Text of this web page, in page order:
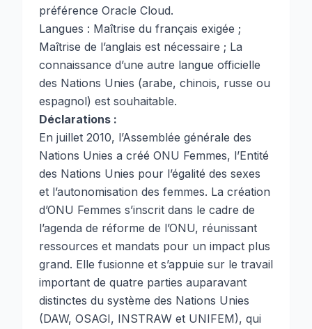
préférence Oracle Cloud.
Langues : Maîtrise du français exigée ;
Maîtrise de l’anglais est nécessaire ; La
connaissance d’une autre langue officielle
des Nations Unies (arabe, chinois, russe ou
espagnol) est souhaitable.
Déclarations :
En juillet 2010, l’Assemblée générale des
Nations Unies a créé ONU Femmes, l’Entité
des Nations Unies pour l’égalité des sexes
et l’autonomisation des femmes. La création
d’ONU Femmes s’inscrit dans le cadre de
l’agenda de réforme de l’ONU, réunissant
ressources et mandats pour un impact plus
grand. Elle fusionne et s’appuie sur le travail
important de quatre parties auparavant
distinctes du système des Nations Unies
(DAW, OSAGI, INSTRAW et UNIFEM), qui